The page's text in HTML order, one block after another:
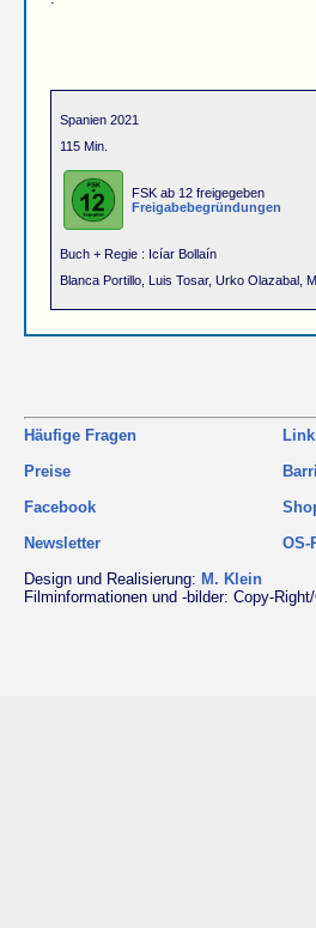
Spanien 2021
115 Min.
FSK ab 12 freigegeben
Freigabebegründungen
Buch + Regie : Icíar Bollaín
Blanca Portillo, Luis Tosar, Urko Olazabal,
Häufige Fragen
Preise
Facebook
Newsletter
OS-
Design und Realisierung: M. Klein
Filminformationen und -bilder: Copy-